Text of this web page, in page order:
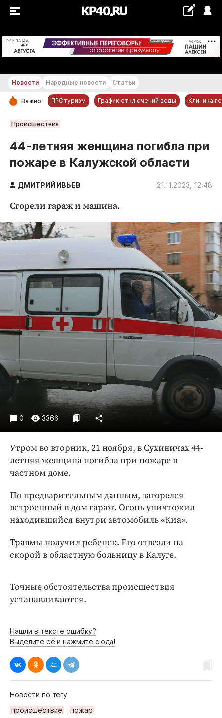
РЕКЛАМА +24...+25 °С
РУБРИКИ
Статьи
Народные новости
Благоустройство
Криминал
Недвижимость и ЖКХ
Образование
Общество
Погода
Праздники
Происшествия
Экономика и бизнес
ПРОЕКТЫ
Блоги
Издания
Медиаперсона
Интересное чтиво
Клиника года
Бренд года
Работодатель года
Новости Народные новости Статьи
Важно: ПРОтуризм График отключений воды Клиника
Происшествия
44-летняя женщина погибла при
пожаре в Калужской области
ДМИТРИЙ ИВЬЕВ 21.11.2023, 12:48
Сгорели гараж и машина.
0 3366
Утром во вторник, 21 ноября, в Сухиничах 44-
летняя женщина погибла при пожаре в
частном доме.
По предварительным данным, загорелся
встроенный в дом гараж. Огонь уничтожил
находившийся внутри автомобиль «Киа».
Травмы получил ребенок. Его отвезли на
скорой в областную больницу в Калуге.
Точные обстоятельства происшествия
устанавливаются.
Нашли в тексте ошибку?
Выделите её и нажмите сюда!
Новости по тегу
происшествие
пожар